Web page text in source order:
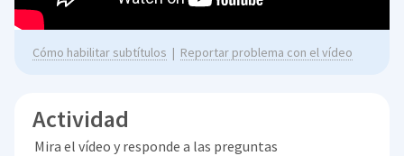
Cómo habilitar subtítulos | Reportar problema con el vídeo
Actividad
Mira el vídeo y responde a las preguntas